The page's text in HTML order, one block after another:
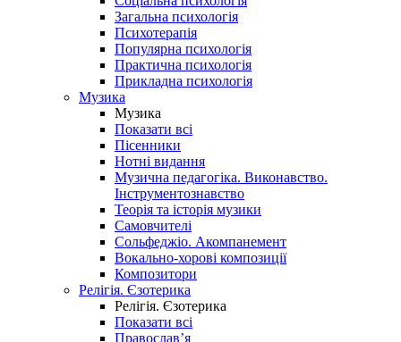
Загальна психологія
Психотерапія
Популярна психологія
Практична психологія
Прикладна психологія
Музика
Музика
Показати всі
Пісенники
Нотні видання
Музична педагогіка. Виконавство.
Інструментознавство
Теорія та історія музики
Самовчителі
Сольфеджіо. Акомпанемент
Вокально-хорові композиції
Композитори
Релігія. Єзотерика
Релігія. Єзотерика
Показати всі
Православ’я